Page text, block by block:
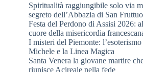
Spiritualità raggiungibile solo via
segreto dell’Abbazia di San
Festa del Perdono di Assisi 2026:
cuore della misericordia
I misteri del Piemonte:
Michele e la Linea Magica
Santa Venera la giovane martire
riunisce Acireale nella fede